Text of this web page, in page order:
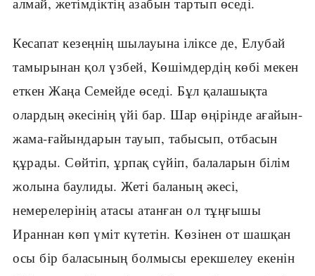
Кесапат кезеңнің шылауына іліксе де, Елубай
тамырынан қол үзбей, Көшімдердің көбі мекен
еткен Жаңа Семейде өседі. Бұл қалашықта
олардың әкесінің үйі бар. Шар өңірінде ағайын-
жама-ғайындарын тауып, табысып, отбасын
құрады. Сөйтіп, ұрпақ сүйіп, балаларын білім
жолына баулиды. Жеті баланың әкесі,
немерелерінің атасы атанған ол тұңғышы
Ираннан көп үміт күтетін. Көзінен от шашқан
осы бір баласының болмысы ерекшелеу екенін